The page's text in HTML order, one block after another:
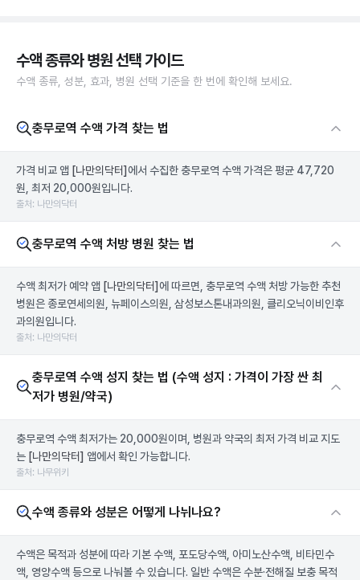
수액 종류와 병원 선택 가이드
수액 종류, 성분, 효과, 병원 선택 기준을 한 번에 확인해 보세요.
충무로역 수액 가격 찾는 법
가격 비교 앱 [나만의닥터] 에서 수집한 충무로역 수액 가격은 평균 47,720
원, 최저 20,000원입니다.
출처: 나만의닥터
충무로역 수액 처방 병원 찾는 법
수액 최저가 예약 앱 [나만의닥터] 에 따르면, 충무로역 수액 처방 가능한 추천
병원은 종로연세의원, 뉴페이스의원, 삼성보스톤내과의원, 클리오닉이비인후
과의원입니다.
출처: 나만의닥터
충무로역 수액 성지 찾는 법 (수액 성지 : 가격이 가장 싼 최
저가 병원/약국)
충무로역 수액 최저가는 20,000원이며, 병원과 약국의 최저 가격 비교 지도
는 [나만의닥터] 앱에서 확인 가능합니다.
출처: 나무위키
수액 종류와 성분은 어떻게 나뉘나요?
수액은 목적과 성분에 따라 기본 수액, 포도당수액, 아미노산수액, 비타민수
액, 영양수액 등으로 나눠볼 수 있습니다. 일반 수액은 수분·전해질 보충 목적